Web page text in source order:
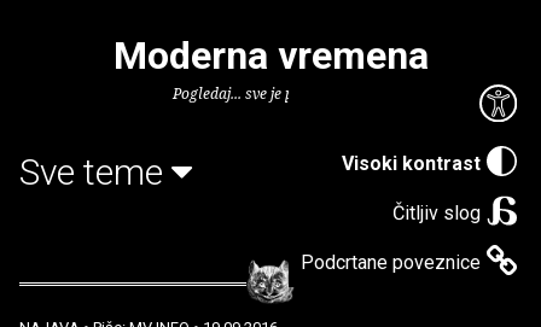
Visoki kontrast
Čitljiv slog
Podcrtane poveznice
Moderna vremena
Pogledaj... sve je puno knjiga.
Sve teme